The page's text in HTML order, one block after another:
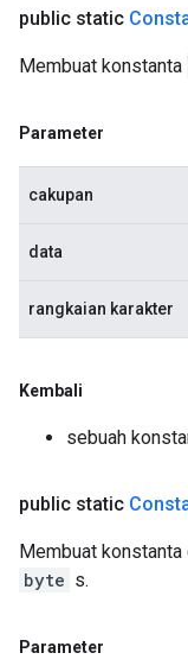
public static
Membuat konstanta
Parameter
cakupan
data
rangkaian karakter
Kembali
sebuah
public static
Membuat konstanta
byte s.
Parameter